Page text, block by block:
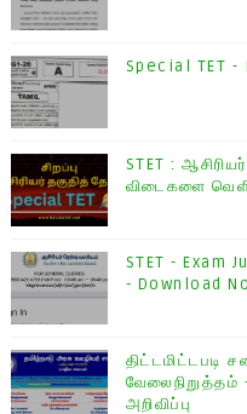
Special TET
STET :
விடைகளை
STET - Exam
- Download
திட்டமிட்டபடி
வேலைநிறுத்தம்
அறிவிப்பு